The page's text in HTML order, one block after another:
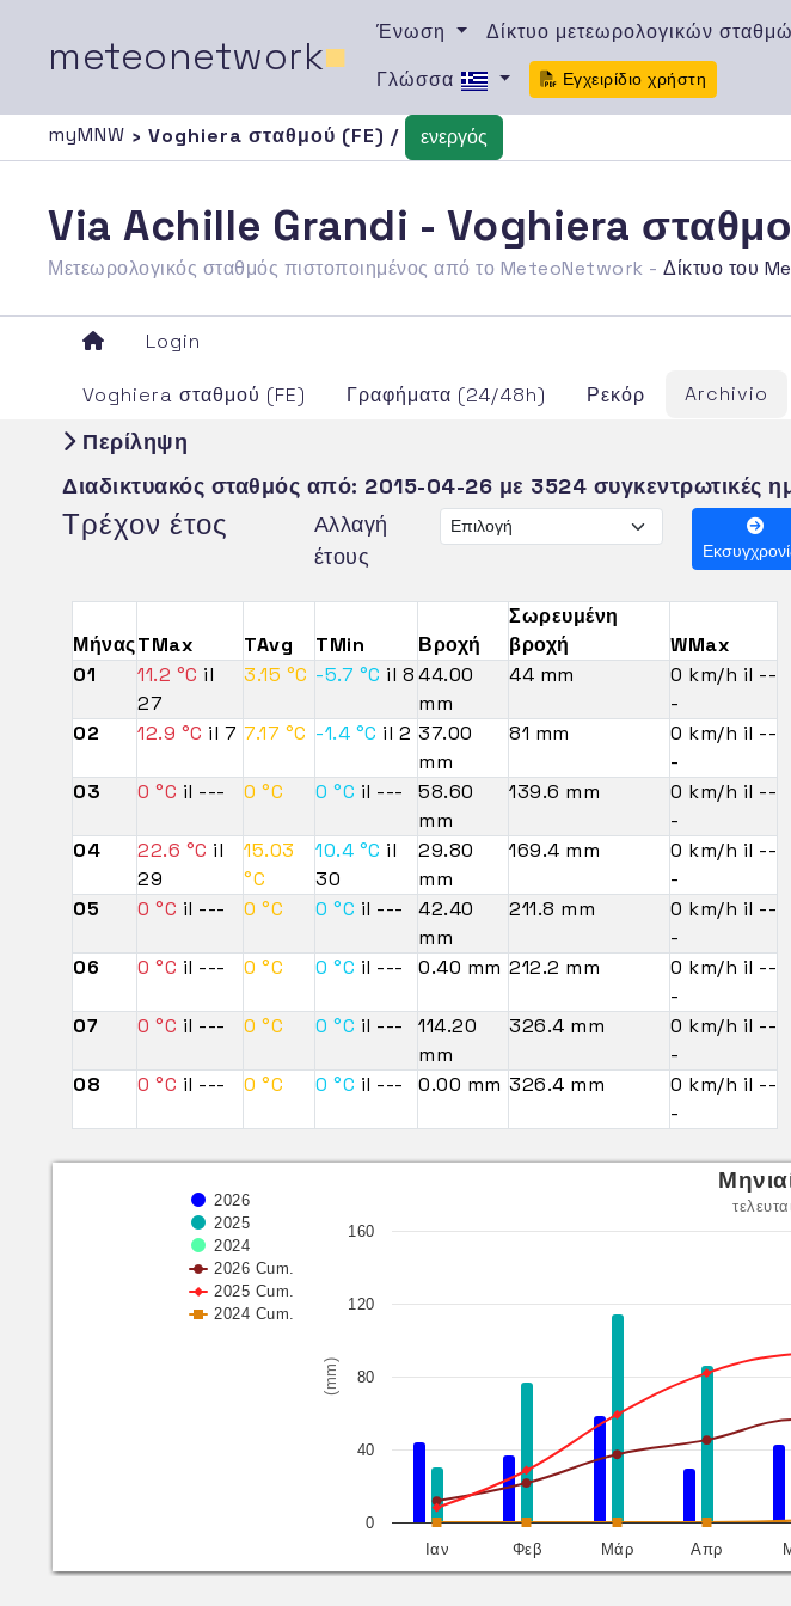
meteonetwork■
Ένωση Δίκτυο μετεωρολογικών
Γλώσσα
Εγχειρίδιο χρήστη
myMNW › Voghiera σταθμού (FE) / ενεργός
Via Achille Grandi - Voghiera
Μετεωρολογικός σταθμός πιστοποιημένος από το MeteoNetwork -Δίκτυο του
Login
Voghiera σταθμού (FE) Γραφήματα (24/48h) Ρεκόρ Archivio
Περίληψη
Διαδικτυακός σταθμός από: 2015-04-26 με 3524 συγκεντρωτικές
Τρέχον έτος
Αλλαγή
έτους
ΜήναςTMax TAvg TMin Βροχή
Σωρευμένη
βροχή
WMax
01
11.2 °C il
27
3.15 °C -5.7 °C il 8 44.00
mm
44 mm
0 km/h il --
-
02
12.9 °C il 7 7.17 °C -1.4 °C il 2 37.00
mm
81 mm
0 km/h il --
-
03
0 °C il --- 0 °C 0 °C il ---
58.60
mm
139.6 mm
0 km/h il --
-
04
22.6 °C il
29
15.03
°C
10.4 °C il
30
29.80
mm
169.4 mm
0 km/h il --
-
05
0 °C il --- 0 °C 0 °C il ---
42.40
mm
211.8 mm
0 km/h il --
-
06
0 °C il --- 0 °C 0 °C il --- 0.40 mm 212.2 mm
0 km/h il --
-
07
0 °C il --- 0 °C 0 °C il ---
114.20
mm
326.4 mm
0 km/h il --
-
08
0 °C il --- 0 °C 0 °C il --- 0.00 mm 326.4 mm
0 km/h il --
-
(mm)
2026
2025
2024
2026 Cum.
2025 Cum.
2024 Cum.
Ιαν Φεβ Μάρ Απρ
0
40
80
120
160